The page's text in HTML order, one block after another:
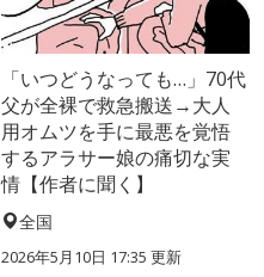
「いつどうなっても…」70代
父が全裸で救急搬送→大人
用オムツを手に最悪を覚悟
するアラサー娘の痛切な実
情【作者に聞く】
全国
2026年5月10日 17:35 更新